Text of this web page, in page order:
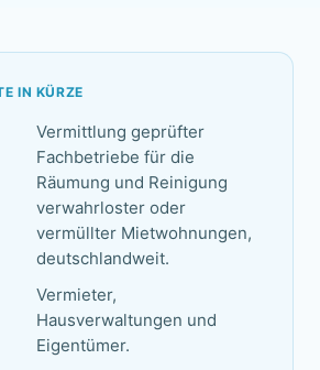
IN KÜRZE
Vermittlung geprüfter
Fachbetriebe für die
Räumung und Reinigung
verwahrloster oder
vermüllter Mietwohnungen,
deutschlandweit.
Vermieter,
Hausverwaltungen und
Eigentümer.